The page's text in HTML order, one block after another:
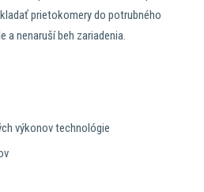
prietokomery do potrubného
a nenaruší beh zariadenia.
výkonov technológie